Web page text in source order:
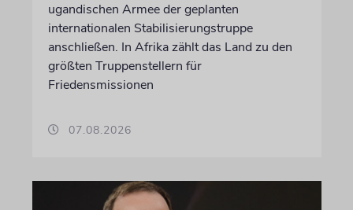
ugandischen Armee der geplanten
internationalen Stabilisierungstruppe
anschließen. In Afrika zählt das Land zu den
größten Truppenstellern für
Friedensmissionen
07.08.2026